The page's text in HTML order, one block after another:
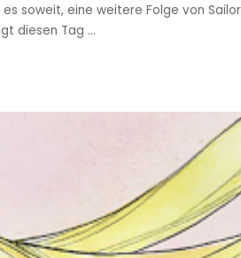
es soweit, eine weitere Folge von
diesen Tag ...